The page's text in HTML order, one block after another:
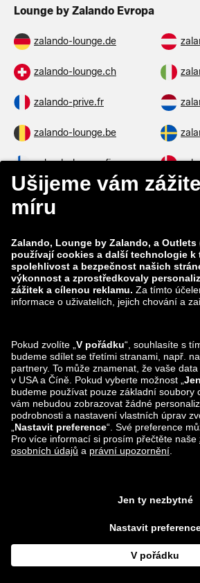
Lounge by Zalando Evropa
zalando-lounge.de
zalando-lounge.ch
zalando-prive.fr
zalando-lounge.be
zalando-lounge.fi
zalando-lounge.co.uk
zalando-lounge.lt
zalando-lounge.ro
zalando-lounge.lu
zalando-lounge.lv
Sledujte nás také
na
doporučenou maloobchodní cenou